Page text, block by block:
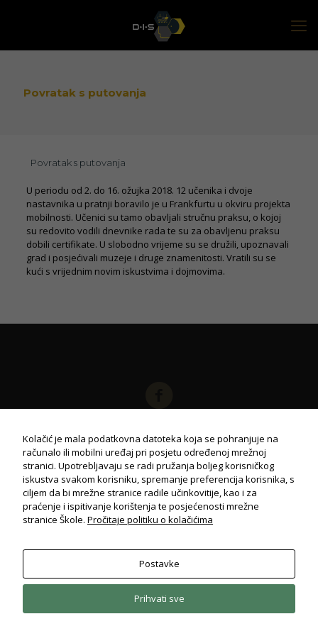
Povratak s putovanja
Povratak s putovanja
U periodu od 2. do 16. ožujka 2018. 12 učenika i dvoje
nastavnika u pratnji boravilo je u Frankfurtu u okviru projekta
mobilnosti. Učenici su tamo obavljali stručnu praksu, o kojoj
su redovito vodili dnevnike rada te su za obavljenu praksu
dobili certifikate. U slobodno vrijeme su se družili, upoznavali
grad i posjećivali muzeje i druge znamenitosti. Vratili su se
kući s vrijednim novim iskustvima i dojmovima.
© Drvodjeljska i strojarska škola Rijeka
2026. Sva prava pridržana.Politika privatnosti
Kolačić je mala podatkovna datoteka koja se pohranjuje na
računalo ili mobilni uređaj pri posjetu određenoj mrežnoj
stranici. Upotrebljavaju se radi pružanja boljeg korisničkog
iskustva svakom korisniku, spremanje preferencija korisnika, s
ciljem da bi mrežne stranice radile učinkovitije, kao i za
praćenje i ispitivanje korištenja te posjećenosti mrežne
stranice Škole. Pročitaje politiku o kolačićima
Postavke
Prihvati sve
Ovi
kolačiči su